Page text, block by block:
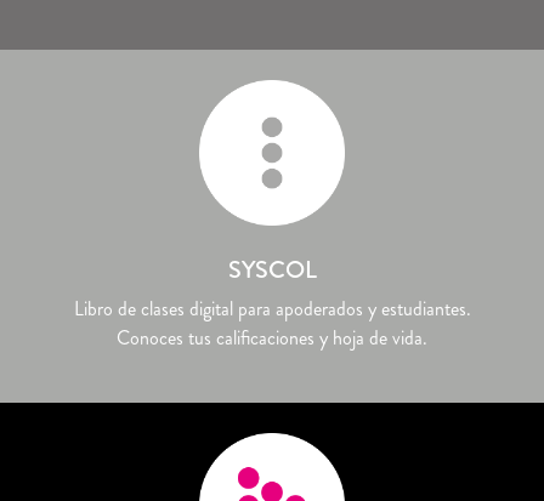
SYSCOL
Libro de clases digital para apoderados y estudiantes.
Conoces tus calificaciones y hoja de vida.